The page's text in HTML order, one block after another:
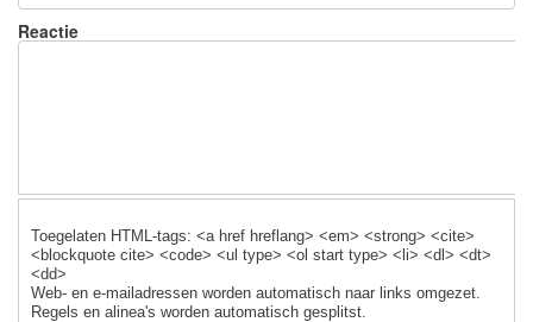
o
Reactie
Toegelaten HTML-tags: <a href hreflang> <em> <strong> <cite>
<blockquote cite> <code> <ul type> <ol start type> <li> <dl> <dt>
<dd>
Web- en e-mailadressen worden automatisch naar links omgezet.
Regels en alinea's worden automatisch gesplitst.